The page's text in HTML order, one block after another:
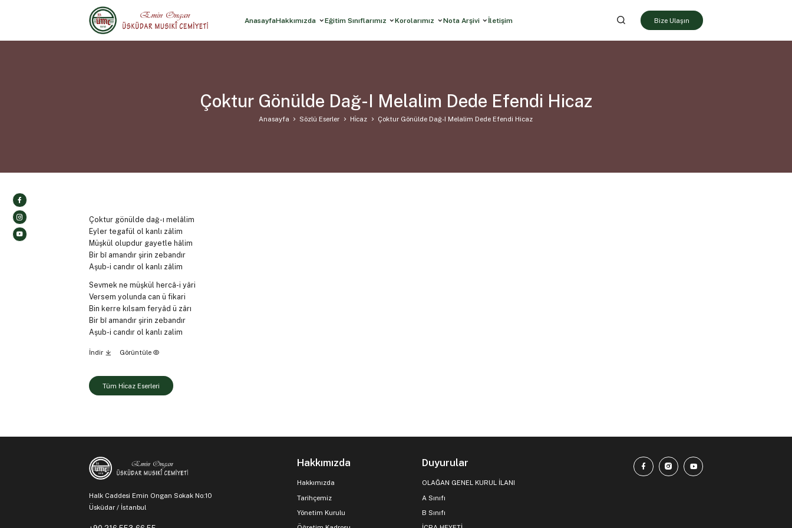
AnasayfaHakkımızda Eğitim Sınıflarımız Korolarımız Nota Arşivi İletişim Bize Ulaşın
Çoktur Gönülde Dağ-I Melalim Dede Efendi Hicaz
Anasayfa Sözlü Eserler Hi̇caz Çoktur Gönülde Dağ-I Melalim Dede Efendi Hicaz
Çoktur gönülde dağ-ı melâlim
Eyler tegafül ol kanlı zâlim
Müşkül olupdur gayetle hâlim
Bir bî amandır şirin zebandır
Aşub-i candır ol kanlı zâlim
Sevmek ne müşkül hercâ-i yâri
Versem yolunda can ü fikari
Bin kerre kılsam feryâd ü zârı
Bir bî amandır şirin zebandır
Aşub-i candır ol kanlı zalim
İndir Görüntüle
Tüm Hi̇caz Eserleri
Halk Caddesi Emin Ongan Sokak No:10
Üsküdar / İstanbul
Hakkımızda
Hakkımızda
Tarihçemiz
Yönetim Kurulu
Duyurular
OLAĞAN GENEL KURUL İLANI
A Sınıfı
B Sınıfı